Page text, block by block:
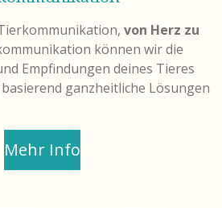
von Herz zu
können wir die
Empfindungen deines Tieres
ganzheitliche Lösungen
Mehr Info